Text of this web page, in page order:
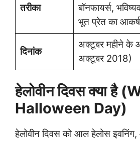
तरीका
बॉनफायर्स,
भूत प्रेत का
दिनांक
अक्टूबर महीने के
अक्टूबर 2018)
हेलोवीन दिवस क्या है
Halloween Day)
हेलोवीन दिवस को आल हेलोस